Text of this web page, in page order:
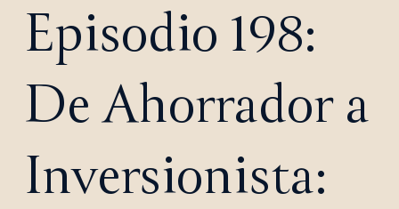
Episodio 198:
De Ahorrador a
Inversionista: